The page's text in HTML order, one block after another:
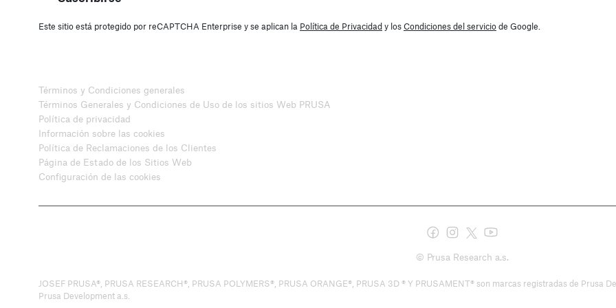
Este sitio está protegido por reCAPTCHA Enterprise y se aplican la Política de Privacidady losCondiciones del serviciode Google.
Términos y Condiciones generales
Términos Generales y Condiciones de Uso de los sitios Web PRUSA
Política de privacidad
Información sobre las cookies
Política de Reclamaciones de los Clientes
Página de Estado de los Sitios Web
Configuración de las cookies
© Prusa Research a.s.
JOSEF PRUSA®, PRUSA RESEARCH®, PRUSA POLYMERS®, PRUSA ORANGE®, PRUSA 3D ® Y PRUSAMENT® son marcas registradas de Prusa
Prusa Development a.s.